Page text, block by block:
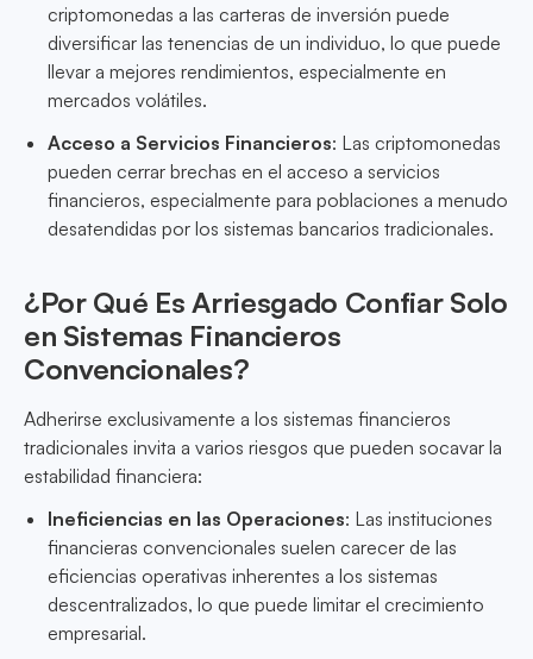
criptomonedas a las carteras de inversión puede
diversificar las tenencias de un individuo, lo que puede
llevar a mejores rendimientos, especialmente en
mercados volátiles.
Acceso a Servicios Financieros: Las criptomonedas
pueden cerrar brechas en el acceso a servicios
financieros, especialmente para poblaciones a menudo
desatendidas por los sistemas bancarios tradicionales.
¿Por Qué Es Arriesgado Confiar Solo
en Sistemas Financieros
Convencionales?
Adherirse exclusivamente a los sistemas financieros
tradicionales invita a varios riesgos que pueden socavar la
estabilidad financiera:
Ineficiencias en las Operaciones: Las instituciones
financieras convencionales suelen carecer de las
eficiencias operativas inherentes a los sistemas
descentralizados, lo que puede limitar el crecimiento
empresarial.